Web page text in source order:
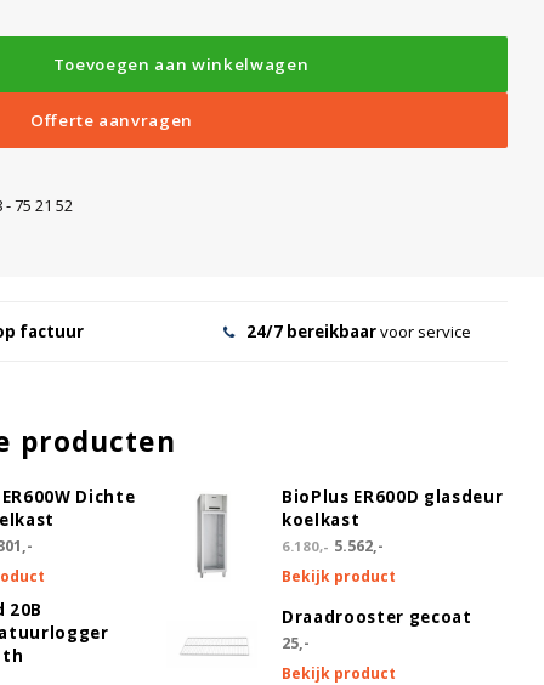
Toevoegen aan winkelwagen
Offerte aanvragen
75 21 52
factuur 24/7 bereikbaarvoor service
producten
Dichte
BioPlus ER600D glasdeur
koelkast
6.180,- 5.562,-
Bekijk product
20B
Draadrooster gecoat
25,-
Bekijk product